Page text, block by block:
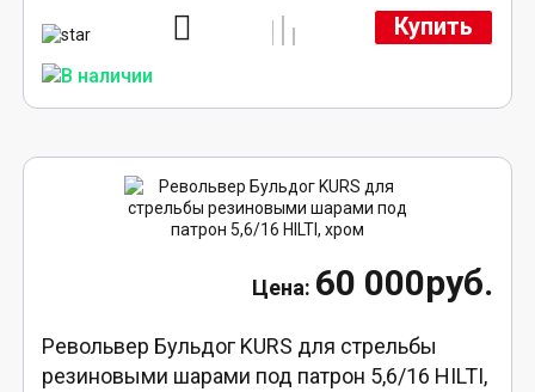
Купить
60 000руб.
Револьвер Бульдог KURS для стрельбы
резиновыми шарами под патрон 5,6/16 HILTI,